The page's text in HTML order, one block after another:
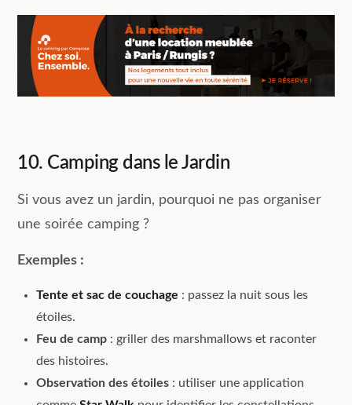
10. Camping dans le Jardin
Si vous avez un jardin, pourquoi ne pas organiser
une soirée camping ?
Exemples :
Tente et sac de couchage : passez la nuit sous les
étoiles.
Feu de camp : griller des marshmallows et raconter
des histoires.
Observation des étoiles : utiliser une application